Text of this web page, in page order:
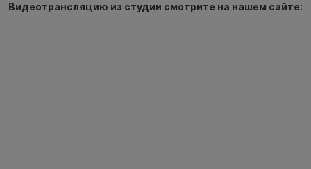
Видеотрансляцию из студии смотрите на нашем сайте: